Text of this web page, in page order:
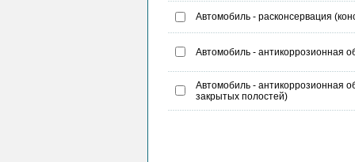
Автомобиль - расконсервация
Автомобиль - антикоррозионная
Автомобиль - антикоррозионная
закрытых полостей)